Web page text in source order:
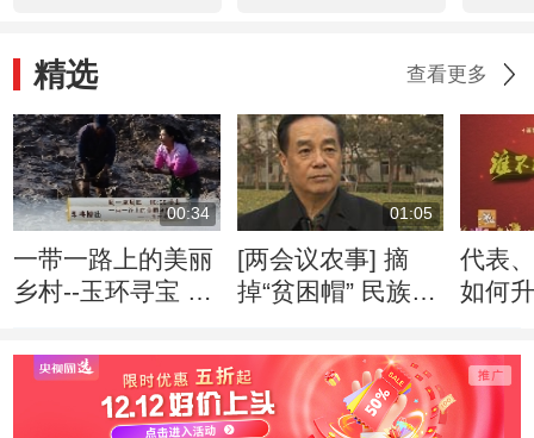
20190822
精选 查看更多
00:34
一带一路上的美丽
乡村--玉环寻宝 4
01:05
[两会议农事] 摘
掉“贫困帽” 民族特
代表
如何
委员
利、
代表